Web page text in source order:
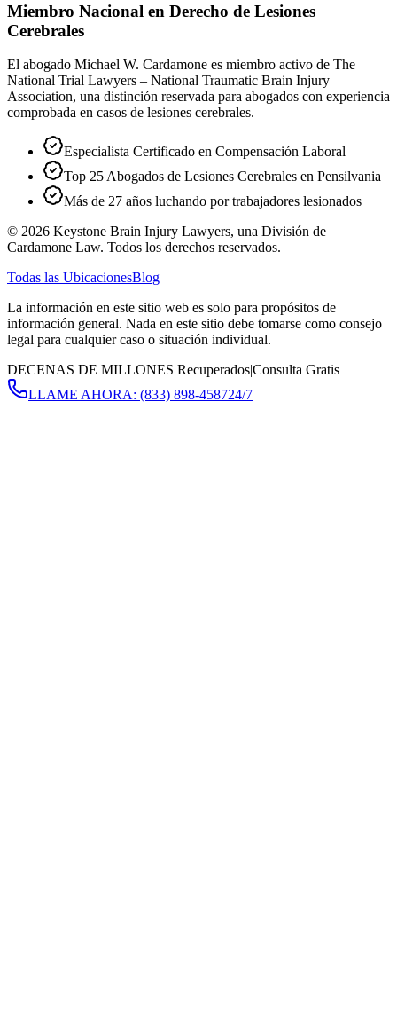
Miembro Nacional en Derecho de Lesiones
Cerebrales
El abogado Michael W. Cardamone es miembro activo de The
National Trial Lawyers – National Traumatic Brain Injury
Association, una distinción reservada para abogados con experiencia
comprobada en casos de lesiones cerebrales.
Especialista Certificado en Compensación Laboral
Top 25 Abogados de Lesiones Cerebrales en Pensilvania
Más de 27 años luchando por trabajadores lesionados
© 2026 Keystone Brain Injury Lawyers, una División de
Cardamone Law. Todos los derechos reservados.
Todas las UbicacionesBlog
La información en este sitio web es solo para propósitos de
información general. Nada en este sitio debe tomarse como consejo
legal para cualquier caso o situación individual.
DECENAS DE MILLONES Recuperados|Consulta Gratis
LLAME AHORA: (833) 898-458724/7